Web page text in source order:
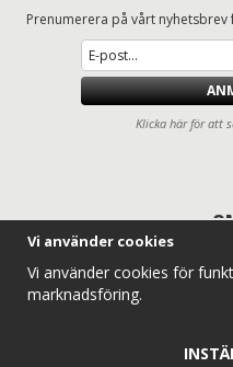
Prenumerera på vårt
Klicka här för att
Däck och fälgar för lastbilar,
Entreprenaddäck.com erbjuder
traktordäck, lantbruksdäck,
alltid med konkurrenskraftiga
Vi använder cookies
Vi använder cookies för
marknadsföring.